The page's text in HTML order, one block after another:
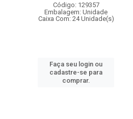
Código: 129357
Embalagem: Unidade
Caixa Com: 24 Unidade(s)
Faça seu login ou
cadastre-se para
comprar.